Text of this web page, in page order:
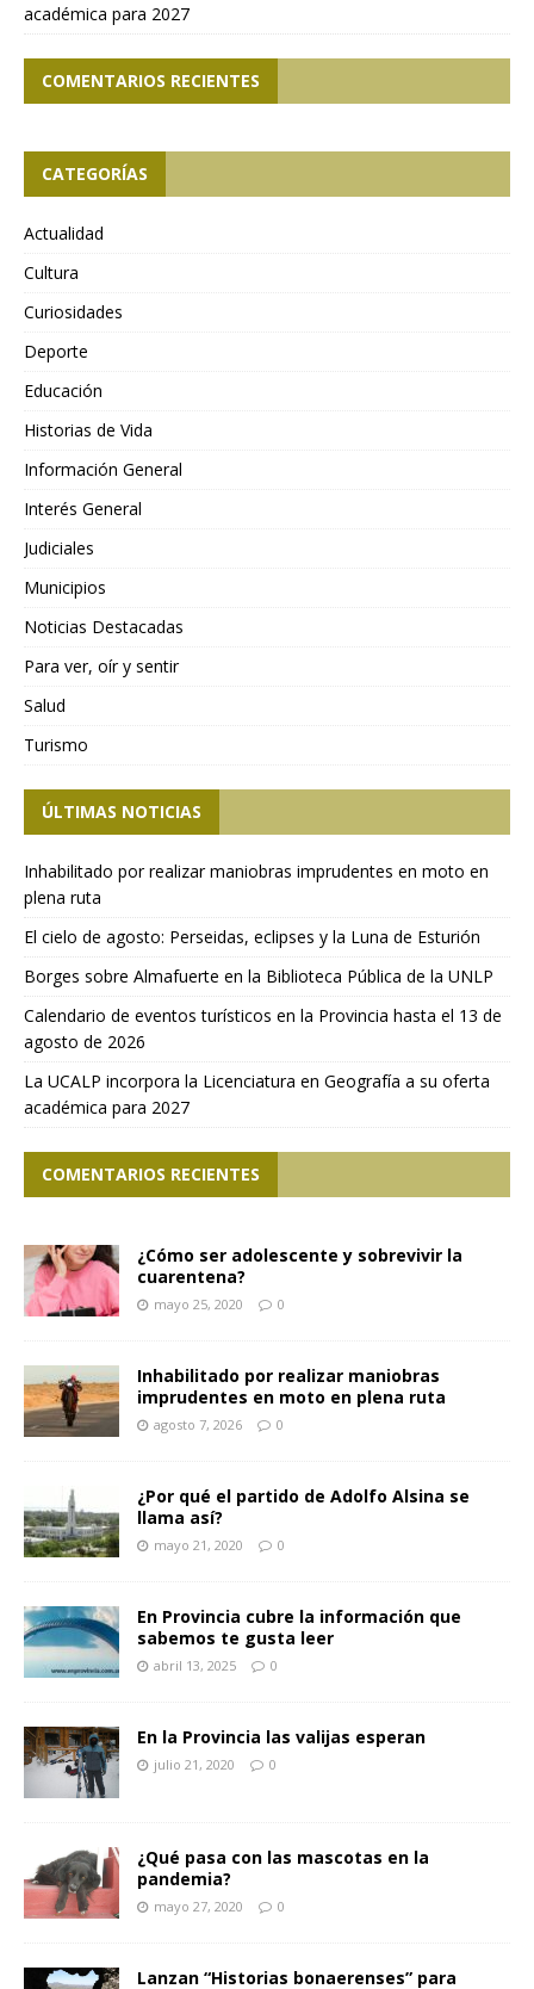
académica para 2027
COMENTARIOS RECIENTES
CATEGORÍAS
Actualidad
Cultura
Curiosidades
Deporte
Educación
Historias de Vida
Información General
Interés General
Judiciales
Municipios
Noticias Destacadas
Para ver, oír y sentir
Salud
Turismo
ÚLTIMAS NOTICIAS
Inhabilitado por realizar maniobras imprudentes en moto en
plena ruta
El cielo de agosto: Perseidas, eclipses y la Luna de Esturión
Borges sobre Almafuerte en la Biblioteca Pública de la UNLP
Calendario de eventos turísticos en la Provincia hasta el 13 de
agosto de 2026
La UCALP incorpora la Licenciatura en Geografía a su oferta
académica para 2027
COMENTARIOS RECIENTES
¿Cómo ser adolescente y sobrevivir la
cuarentena?
mayo 25, 2020 0
Inhabilitado por realizar maniobras
imprudentes en moto en plena ruta
agosto 7, 2026 0
¿Por qué el partido de Adolfo Alsina se
llama así?
mayo 21, 2020 0
En Provincia cubre la información que
sabemos te gusta leer
abril 13, 2025 0
En la Provincia las valijas esperan
julio 21, 2020 0
¿Qué pasa con las mascotas en la
pandemia?
mayo 27, 2020 0
Lanzan “Historias bonaerenses” para